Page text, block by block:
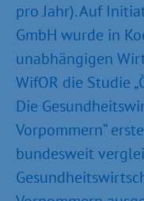
pro Jahr). Auf
GmbH wurde in
unabhängigen
WifOR die Studie
Die
Vorpommern“
bundesweit